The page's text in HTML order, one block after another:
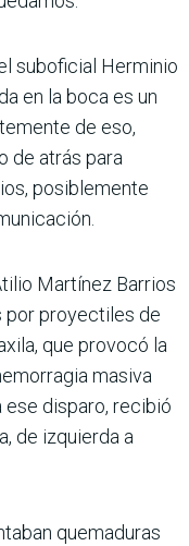
suboficial Herminio
en la boca es un
de eso,
de atrás para
posi­blemente
Martínez Barrios
por proyectiles de
que provocó la
masiva
ese disparo, recibió
de izquierda a
quemaduras